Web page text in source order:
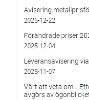
Avisering
2025-12-22
Förändrade priser
2025-12-04
Leveransavisering
2025-11-07
Värt att veta om…
avgörs av